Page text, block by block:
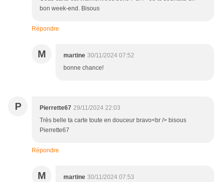
bon week-end. Bisous
Répondre
M martine 30/11/2024 07:52
bonne chance!
P Pierrette67 29/11/2024 22:03
Très belle ta carte toute en douceur bravo<br /> bisous
Pierrette67
Répondre
M martine 30/11/2024 07:53